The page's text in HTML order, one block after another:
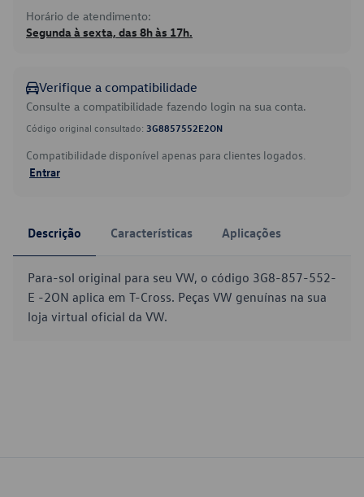
Horário de atendimento:
Segunda à sexta, das 8h às 17h.
Verifique a compatibilidade
Consulte a compatibilidade fazendo login na sua conta.
Código original consultado: 3G8857552E2ON
Compatibilidade disponível apenas para clientes logados.
Entrar
Descrição Características Aplicações
Para-sol original para seu VW, o código 3G8-857-552-
E -2ON aplica em T-Cross. Peças VW genuínas na sua
loja virtual oficial da VW.